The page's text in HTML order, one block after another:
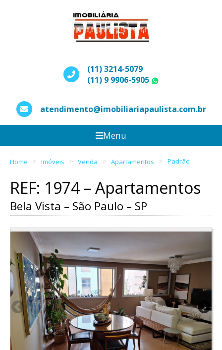
(11) 3214-5079
(11) 9 9906-5905
atendimento@imobiliariapaulista.com.br
Menu
Home Imóveis Venda Apartamentos Padrão
REF: 1974 – Apartamentos
Bela Vista – São Paulo – SP